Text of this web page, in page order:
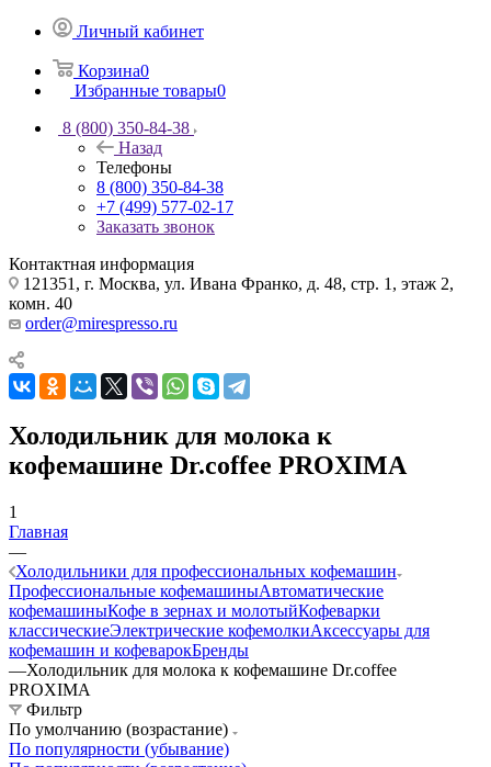
Личный кабинет
Корзина0
Избранные товары0
8 (800) 350-84-38
Назад
Телефоны
8 (800) 350-84-38
+7 (499) 577-02-17
Заказать звонок
Контактная информация
121351, г. Москва, ул. Ивана Франко, д. 48, стр. 1, этаж 2,
комн. 40
order@mirespresso.ru
Холодильник для молока к
кофемашине Dr.coffee PROXIMA
1
Главная
—
Холодильники для профессиональных кофемашин
Профессиональные кофемашиныАвтоматические
кофемашиныКофе в зернах и молотыйКофеварки
классическиеЭлектрические кофемолкиАксессуары для
кофемашин и кофеварокБренды
—Холодильник для молока к кофемашине Dr.coffee
PROXIMA
Фильтр
По умолчанию (возрастание)
По популярности (убывание)